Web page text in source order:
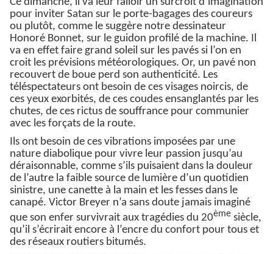
pour inviter Satan sur le porte-bagages des coureurs
ou plutôt, comme le suggère notre dessinateur
Honoré Bonnet, sur le guidon profilé de la machine. Il
va en effet faire grand soleil sur les pavés si l’on en
croit les prévisions météorologiques. Or, un pavé non
recouvert de boue perd son authenticité. Les
téléspectateurs ont besoin de ces visages noircis, de
ces yeux exorbités, de ces coudes ensanglantés par les
chutes, de ces rictus de souffrance pour communier
avec les forçats de la route.
Ils ont besoin de ces vibrations imposées par une
nature diabolique pour vivre leur passion jusqu’au
déraisonnable, comme s’ils puisaient dans la douleur
de l’autre la faible source de lumière d’un quotidien
sinistre, une canette à la main et les fesses dans le
canapé. Victor Breyer n’a sans doute jamais imaginé
que son enfer survivrait aux tragédies du 20ème siècle,
qu’il s’écrirait encore à l’encre du confort pour tous et
des réseaux routiers bitumés.